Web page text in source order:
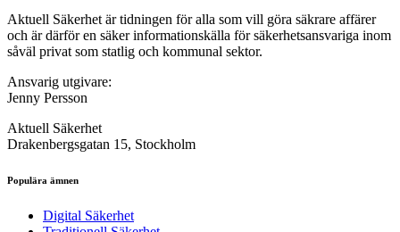
Aktuell Säkerhet är tidningen för alla som vill göra säkrare affärer
och är därför en säker informationskälla för säkerhets­ansvariga inom
såväl privat som statlig och kommunal sektor.
Ansvarig utgivare:
Jenny Persson
Aktuell Säkerhet
Drakenbergsgatan 15, Stockholm
Populära ämnen
Digital Säkerhet